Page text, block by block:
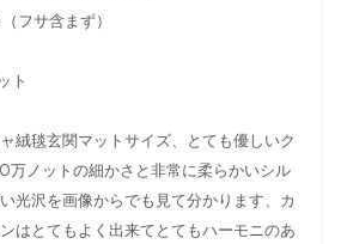
フサ含まず）
ト
絨毯玄関マットサイズ、とても優しいク
万ノットの細かさと非常に柔らかいシル
光沢を画像からでも見て分かります、カ
はとてもよく出来てとてもハーモニのあ